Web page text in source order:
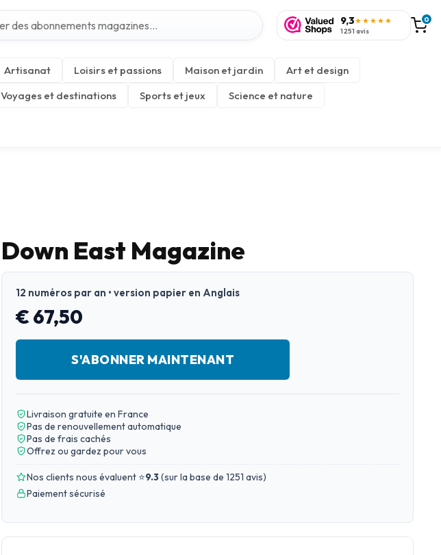
9,3★★★★★
1 251 avis
0
Artisanat Loisirs et passions Maison et jardin
Art et design
Voyages et destinations Sports et jeux
Science et nature
Down East Magazine
12 numéros par an • version papier en Anglais
€ 67,50
S'ABONNER MAINTENANT
Livraison gratuite en France
Pas de renouvellement automatique
Pas de frais cachés
Offrez ou gardez pour vous
Nos clients nous évaluent ⭐9.3(sur la base de 1251 avis)
Paiement sécurisé